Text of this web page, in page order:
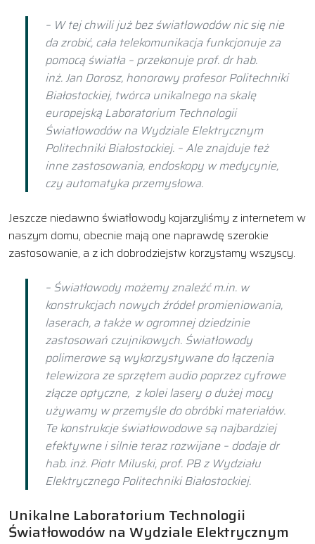
– W tej chwili już bez światłowodów nic się nie
da zrobić, cała telekomunikacja funkcjonuje za
pomocą światła – przekonuje prof. dr hab.
inż. Jan Dorosz, honorowy profesor Politechniki
Białostockiej, twórca unikalnego na skalę
europejską Laboratorium Technologii
Światłowodów na Wydziale Elektrycznym
Politechniki Białostockiej. – Ale znajduje też
inne zastosowania, endoskopy w medycynie,
czy automatyka przemysłowa.
Jeszcze niedawno światłowody kojarzyliśmy z internetem w
naszym domu, obecnie mają one naprawdę szerokie
zastosowanie, a z ich dobrodziejstw korzystamy wszyscy.
– Światłowody możemy znaleźć m.in. w
konstrukcjach nowych źródeł promieniowania,
laserach, a także w ogromnej dziedzinie
zastosowań czujnikowych. Światłowody
polimerowe są wykorzystywane do łączenia
telewizora ze sprzętem audio poprzez cyfrowe
złącze optyczne, z kolei lasery o dużej mocy
używamy w przemyśle do obróbki materiałów.
Te konstrukcje światłowodowe są najbardziej
efektywne i silnie teraz rozwijane – dodaje dr
hab. inż. Piotr Miluski, prof. PB z Wydziału
Elektrycznego Politechniki Białostockiej.
Unikalne Laboratorium Technologii
Światłowodów na Wydziale Elektrycznym